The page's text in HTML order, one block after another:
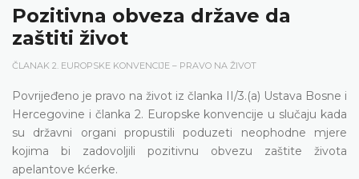
Pozitivna obveza države da
zaštiti život
ČLANAK 2. EUROPSKE KONVENCIJE – PRAVO NA ŽIVOT
Povrijeđeno je pravo na život iz članka II/3.(a) Ustava Bosne i
Hercegovine i članka 2. Europske konvencije u slučaju kada
su državni organi propustili poduzeti neophodne mjere
kojima bi zadovoljili pozitivnu obvezu zaštite života
apelantove kćerke.